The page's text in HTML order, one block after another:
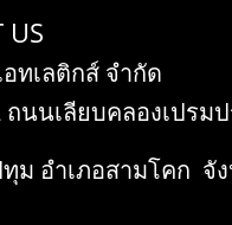
US
ทเลติกส์ จำกัด
ถนนเลียบคลองเปรม
ม อำเภอสามโคก จั